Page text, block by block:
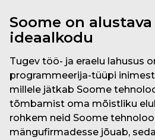
Soome on
ideaalkodu
Tugev töö- ja eraelu lahusus
programmeerija-tüüpi
millele jätkab Soome
tõmbamist oma mõistliku
rohkem neid Soome
mängufirmadesse jõuab,